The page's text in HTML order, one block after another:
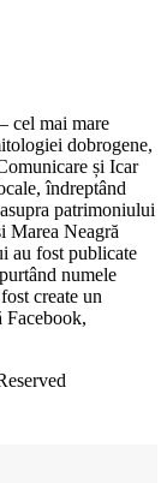
cel mai mare
dobrogene,
și Icar
îndreptând
patrimoniului
Marea Neagră
au fost publicate
numele
create un
Facebook,